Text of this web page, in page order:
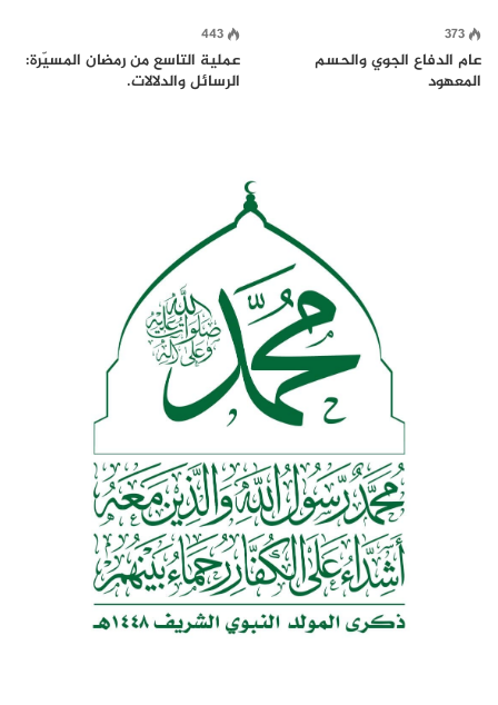
373
عام الدفاع الجوي والحسم
المعهود
443
عملية التاسع من رمضان المسيّرة:
الرسائل والدلالات.